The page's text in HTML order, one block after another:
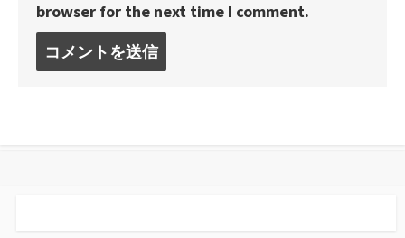
browser for the next time I comment.
メ